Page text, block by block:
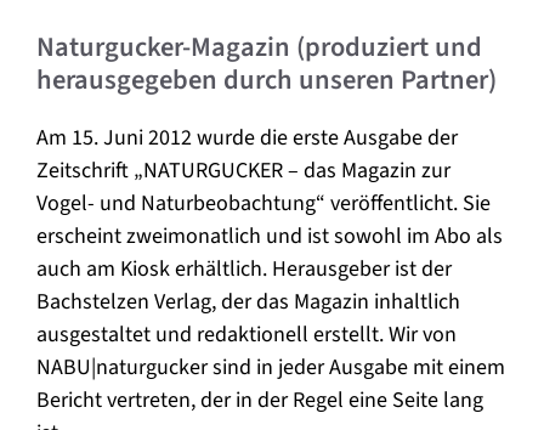
Naturgucker-Magazin (produziert und
herausgegeben durch unseren Partner)
Am 15. Juni 2012 wurde die erste Ausgabe der
Zeitschrift „NATURGUCKER – das Magazin zur
Vogel- und Naturbeobachtung“ veröffentlicht. Sie
erscheint zweimonatlich und ist sowohl im Abo als
auch am Kiosk erhältlich. Herausgeber ist der
Bachstelzen Verlag, der das Magazin inhaltlich
ausgestaltet und redaktionell erstellt. Wir von
NABU|naturgucker sind in jeder Ausgabe mit einem
Bericht vertreten, der in der Regel eine Seite lang